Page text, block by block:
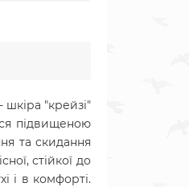
шкіра "крейзі"
підвищеною
та скидання
стійкої до
і в комфорті.